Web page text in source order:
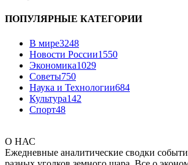
ПОПУЛЯРНЫЕ КАТЕГОРИИ
В мире3248
Новости России1550
Экономика1029
Советы750
Наука и Технологии684
Культура142
Спорт48
О НАС
Ежедневные аналитические сводки